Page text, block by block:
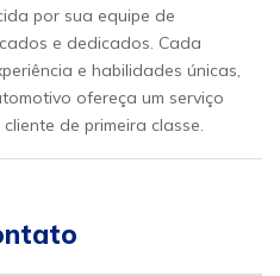
por sua equipe de
e dedicados. Cada
e habilidades únicas,
ofereça um serviço
de primeira classe.